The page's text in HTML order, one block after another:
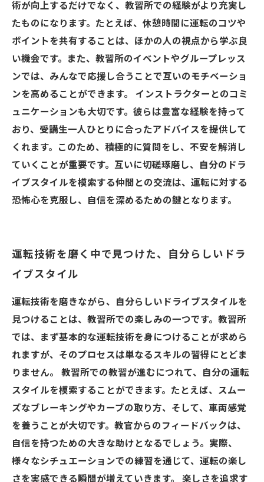
術が向上するだけでなく、教習所での経験がより充実し
たものになります。たとえば、休憩時間に運転のコツや
ポイントを共有することは、ほかの人の視点から学ぶ良
い機会です。また、教習所のイベントやグループレッス
ンでは、みんなで応援し合うことで互いのモチベーショ
ンを高めることができます。 インストラクターとのコミ
ュニケーションも大切です。彼らは豊富な経験を持って
おり、受講生一人ひとりに合ったアドバイスを提供して
くれます。このため、積極的に質問をし、不安を解消し
ていくことが重要です。互いに切磋琢磨し、自分のドラ
イブスタイルを模索する仲間との交流は、運転に対する
恐怖心を克服し、自信を深めるための鍵となります。
運転技術を磨く中で見つけた、自分らしいドラ
イブスタイル
運転技術を磨きながら、自分らしいドライブスタイルを
見つけることは、教習所での楽しみの一つです。教習所
では、まず基本的な運転技術を身につけることが求めら
れますが、そのプロセスは単なるスキルの習得にとどま
りません。 教習所での教習が進むにつれて、自分の運転
スタイルを模索することができます。たとえば、スムー
ズなブレーキングやカーブの取り方、そして、車両感覚
を養うことが大切です。教官からのフィードバックは、
自信を持つための大きな助けとなるでしょう。実際、
様々なシチュエーションでの練習を通じて、運転の楽し
さを実感できる瞬間が増えていきます。 楽しさを追求す